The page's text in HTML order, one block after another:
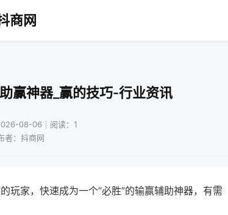
商网
赢神器_赢的技巧-行业资讯
08-06｜阅读：1
者：抖商网
玩家，快速成为一个“必胜”的输赢辅助神器，有需